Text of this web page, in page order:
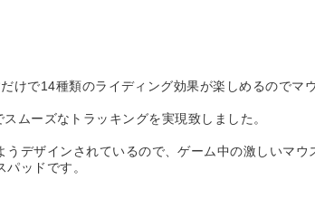
で14種類のライディング効果が楽しめるのでマ
ムーズなトラッキングを実現致しました。
デザインされているので、ゲーム中の激しいマウ
ッドです。